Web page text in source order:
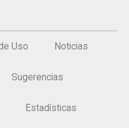
Uso Noticias
Sugerencias
Estadísticas